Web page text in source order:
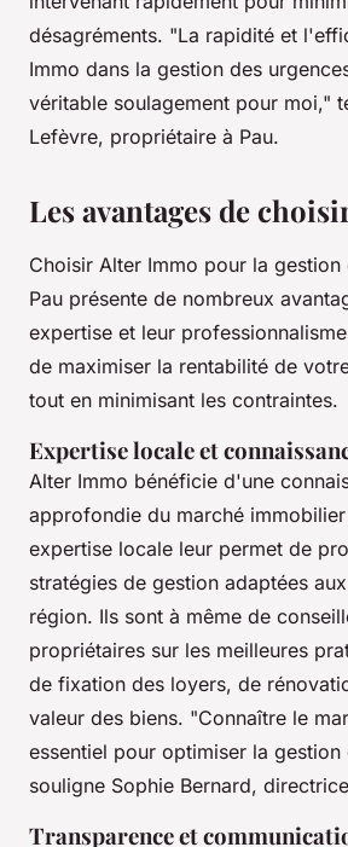
désagréments. "La rapidité et
Immo dans la gestion des
véritable soulagement pour moi,"
Lefèvre, propriétaire à Pau.
Les avantages de
Choisir Alter Immo pour la gestion
Pau présente de nombreux
expertise et leur
de maximiser la rentabilité de
tout en minimisant les contraintes.
Expertise locale et
Alter Immo bénéficie d'une
approfondie du marché
expertise locale leur permet de
stratégies de gestion adaptées
région. Ils sont à même de
propriétaires sur les meilleures
de fixation des loyers, de
valeur des biens. "Connaître le
essentiel pour optimiser la gestion
souligne Sophie Bernard,
Transparence et